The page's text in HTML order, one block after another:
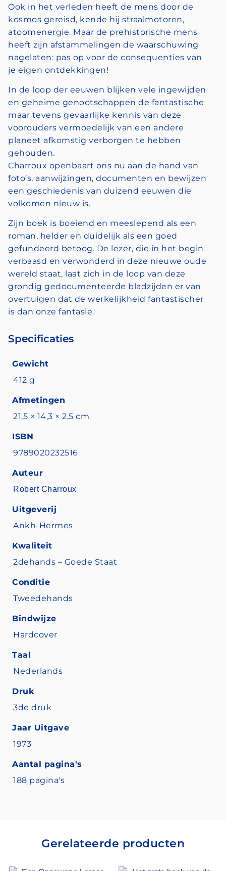
Ook in het verleden heeft de mens door de
kosmos gereisd, kende hij straalmotoren,
atoomenergie. Maar de prehistorische mens
heeft zijn afstammelingen de waarschuwing
nagelaten: pas op voor de consequenties van
je eigen ontdekkingen!
In de loop der eeuwen blijken vele ingewijden
en geheime genootschappen de fantastische
maar tevens gevaarlijke kennis van deze
voorouders vermoedelijk van een andere
planeet afkomstig verborgen te hebben
gehouden.
Charroux openbaart ons nu aan de hand van
foto’s, aanwijzingen, documenten en bewijzen
een geschiedenis van duizend eeuwen die
volkomen nieuw is.
Zijn boek is boeiend en meeslepend als een
roman, helder en duidelijk als een goed
gefundeerd betoog. De lezer, die in het begin
verbaasd en verwonderd in deze nieuwe oude
wereld staat, laat zich in de loop van deze
grondig gedocumenteerde bladzijden er van
overtuigen dat de werkelijkheid fantastischer
is dan onze fantasie.
Specificaties
Gewicht
412 g
Afmetingen
21,5 × 14,3 × 2,5 cm
ISBN
9789020232516
Auteur
Robert Charroux
Uitgeverij
Ankh-Hermes
Kwaliteit
2dehands – Goede Staat
Conditie
Tweedehands
Bindwijze
Hardcover
Taal
Nederlands
Druk
3de druk
Jaar Uitgave
1973
Aantal pagina's
188 pagina's
Gerelateerde producten